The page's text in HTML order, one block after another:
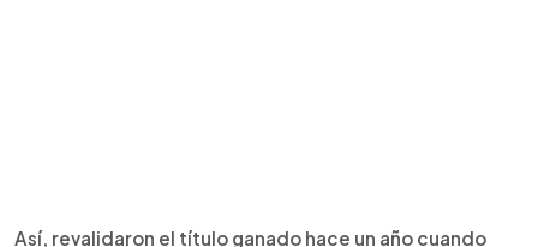
Así, revalidaron el título ganado hace un año cuando